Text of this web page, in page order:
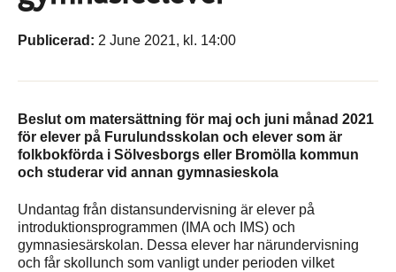
Publicerad: 2 June 2021, kl. 14:00
Beslut om matersättning för maj och juni månad 2021
för elever på Furulundsskolan och elever som är
folkbokförda i Sölvesborgs eller Bromölla kommun
och studerar vid annan gymnasieskola
Undantag från distansundervisning är elever på
introduktionsprogrammen (IMA och IMS) och
gymnasiesärskolan. Dessa elever har närundervisning
och får skollunch som vanligt under perioden vilket